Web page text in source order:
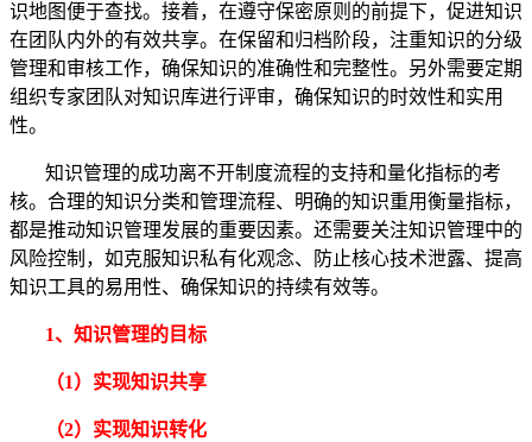
识地图便于查找。接着，在遵守保密原则的前提下，促进知识
在团队内外的有效共享。在保留和归档阶段，注重知识的分级
管理和审核工作，确保知识的准确性和完整性。另外需要定期
组织专家团队对知识库进行评审，确保知识的时效性和实用
性。
知识管理的成功离不开制度流程的支持和量化指标的考
核。合理的知识分类和管理流程、明确的知识重用衡量指标，
都是推动知识管理发展的重要因素。还需要关注知识管理中的
风险控制，如克服知识私有化观念、防止核心技术泄露、提高
知识工具的易用性、确保知识的持续有效等。
1、知识管理的 目标
（1）实现知识共享
（2）实现知识转化